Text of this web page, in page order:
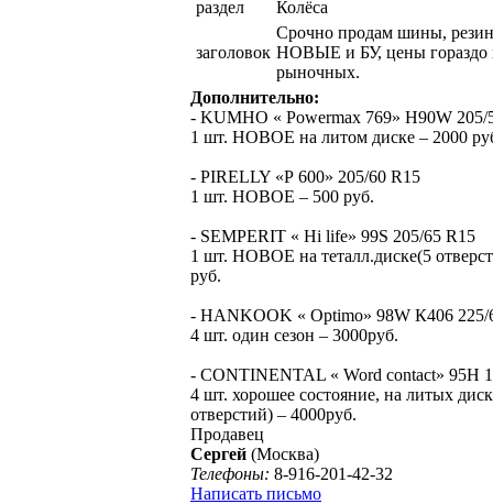
раздел
Колёса
заголовок
Срочно продам шины,
НОВЫЕ и БУ, цены гораздо
рыночных.
Дополнительно:
- KUMHO « Powermax 769» H90W 205/
1 шт. НОВОЕ на литом диске – 2000
- PIRELLY «Р 600» 205/60 R15
1 шт. НОВОЕ – 500 руб.
- SEMPERIT « Hi life» 99S 205/65 R15
1 шт. НОВОЕ на теталл.диске(5
руб.
- HANKOOK « Optimo» 98W К406 225/
4 шт. один сезон – 3000руб.
- CONTINENTAL « Word contact» 95Н
4 шт. хорошее состояние, на литых
отверстий) – 4000руб.
Продавец
Сергей (Москва)
Телефоны: 8-916-201-42-32
Написать письмо